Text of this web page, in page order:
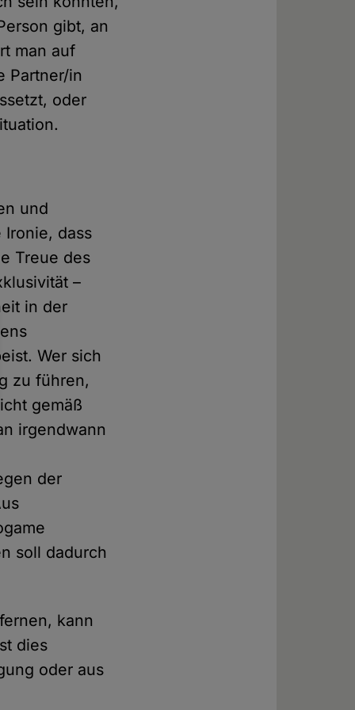
gibt, an
man auf
Partner/in
oder
und
dass
Treue des
–
in der
Wer sich
zu führen,
gemäß
irgendwann
der
soll dadurch
kann
dies
oder aus